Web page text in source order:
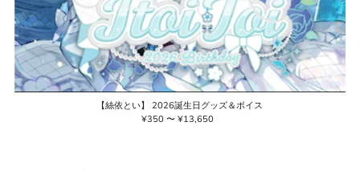
【絲依とい】 2026誕生日グッズ＆ボイス
通
¥350 〜 ¥13,650